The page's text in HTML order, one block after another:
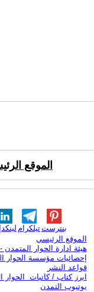
الموقع
تيلكرامبنترست
الموقع الرئيسي
هيئة ادارة الحوار المتمدن -
إحصائيات مؤسسة الحوار
قواعد النشر
ابرز كتاب / كاتبات الحوار
يوتيوب التمدن